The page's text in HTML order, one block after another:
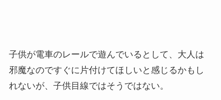
子供が電車のレールで遊んでいるとして、大人は
邪魔なのですぐに片付けてほしいと感じるかもし
れないが、子供目線ではそうではない。